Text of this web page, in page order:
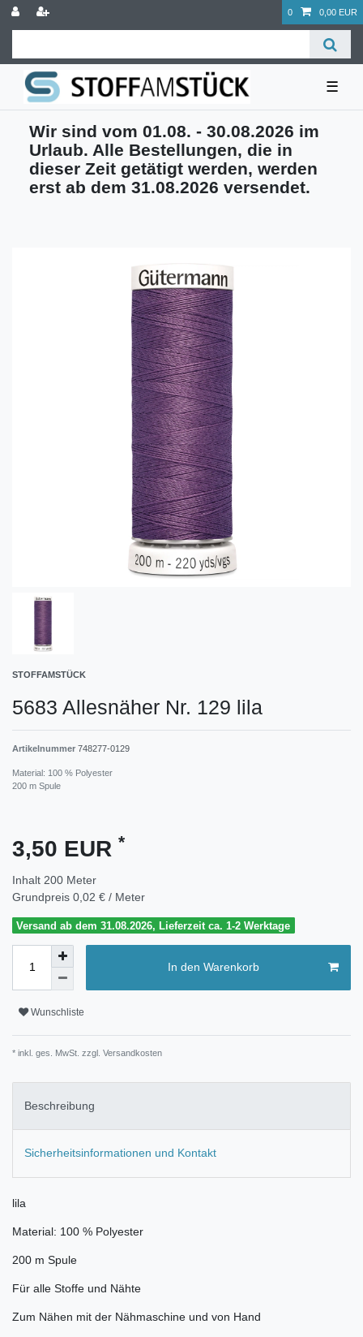
0 0,00 EUR
☰
Wir sind vom 01.08. - 30.08.2026 im
Urlaub. Alle Bestellungen, die in
dieser Zeit getätigt werden, werden
erst ab dem 31.08.2026 versendet.
STOFFAMSTÜCK
5683 Allesnäher Nr. 129 lila
Artikelnummer 748277-0129
Material: 100 % Polyester
200 m Spule
3,50 EUR *
Inhalt 200 Meter
Grundpreis 0,02 € / Meter
Versand ab dem 31.08.2026, Lieferzeit ca. 1-2 Werktage
In den Warenkorb
Wunschliste
* inkl. ges. MwSt. zzgl. Versandkosten
Beschreibung
Sicherheitsinformationen und Kontakt
lila
Material: 100 % Polyester
200 m Spule
Für alle Stoffe und Nähte
Zum Nähen mit der Nähmaschine und von Hand